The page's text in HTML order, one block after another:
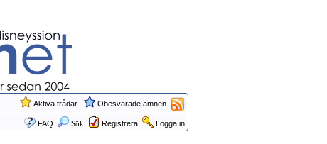
Aktiva trådar Obesvarade ämnen
FAQ Sök Registrera Logga in